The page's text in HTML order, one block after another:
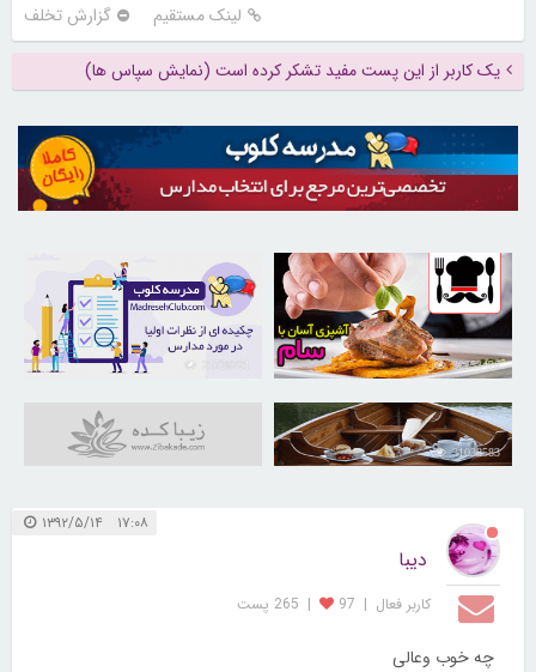
لینک مستقیم گزارش تخلف
یک کاربر از این پست مفید تشکر کرده است (نمایش سپاس ها)
30253426
31038583
۱۷:۰۸ ۱۳۹۲/۵/۱۴
دیبا
کاربر فعال |
97
| 265 پست
چه خوب وعالی